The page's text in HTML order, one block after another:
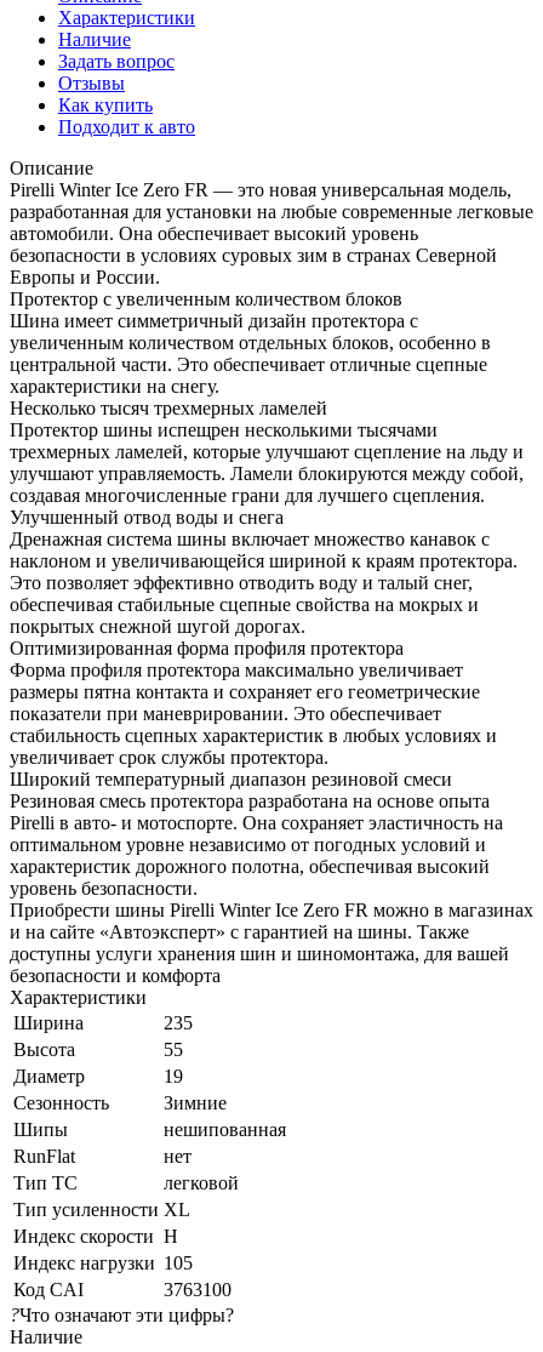
Характеристики
Наличие
Задать вопрос
Отзывы
Как купить
Подходит к авто
Описание
Pirelli Winter Ice Zero FR — это новая универсальная модель,
разработанная для установки на любые современные легковые
автомобили. Она обеспечивает высокий уровень
безопасности в условиях суровых зим в странах Северной
Европы и России.
Протектор с увеличенным количеством блоков
Шина имеет симметричный дизайн протектора с
увеличенным количеством отдельных блоков, особенно в
центральной части. Это обеспечивает отличные сцепные
характеристики на снегу.
Несколько тысяч трехмерных ламелей
Протектор шины испещрен несколькими тысячами
трехмерных ламелей, которые улучшают сцепление на льду и
улучшают управляемость. Ламели блокируются между собой,
создавая многочисленные грани для лучшего сцепления.
Улучшенный отвод воды и снега
Дренажная система шины включает множество канавок с
наклоном и увеличивающейся шириной к краям протектора.
Это позволяет эффективно отводить воду и талый снег,
обеспечивая стабильные сцепные свойства на мокрых и
покрытых снежной шугой дорогах.
Оптимизированная форма профиля протектора
Форма профиля протектора максимально увеличивает
размеры пятна контакта и сохраняет его геометрические
показатели при маневрировании. Это обеспечивает
стабильность сцепных характеристик в любых условиях и
увеличивает срок службы протектора.
Широкий температурный диапазон резиновой смеси
Резиновая смесь протектора разработана на основе опыта
Pirelli в авто- и мотоспорте. Она сохраняет эластичность на
оптимальном уровне независимо от погодных условий и
характеристик дорожного полотна, обеспечивая высокий
уровень безопасности.
Приобрести шины Pirelli Winter Ice Zero FR можно в магазинах
и на сайте «Автоэксперт» с гарантией на шины. Также
доступны услуги хранения шин и шиномонтажа, для вашей
безопасности и комфорта
Характеристики
Ширина
235
Высота
55
Диаметр
19
Сезонность
Зимние
Шипы
нешипованная
RunFlat
нет
Тип ТС
легковой
Тип усиленности XL
Индекс скорости H
Индекс нагрузки 105
Код CAI
3763100
?Что означают эти цифры?
Наличие